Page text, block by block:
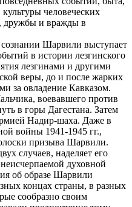
человеческих
дружбы и вражды в
Шарвили выступает
в истории лезгинского
лезгинами и другими
веры, до и после жарких
за овладение Кавказом.
воевавшего против
в горы Дагестана. Затем
Надир-шаха. Даже в
войны 1941-1945 гг.,
призыва Шарвили.
случаев, наделяет его
духовной
об образе Шарвили
концах страны, в разных
сообразно своим